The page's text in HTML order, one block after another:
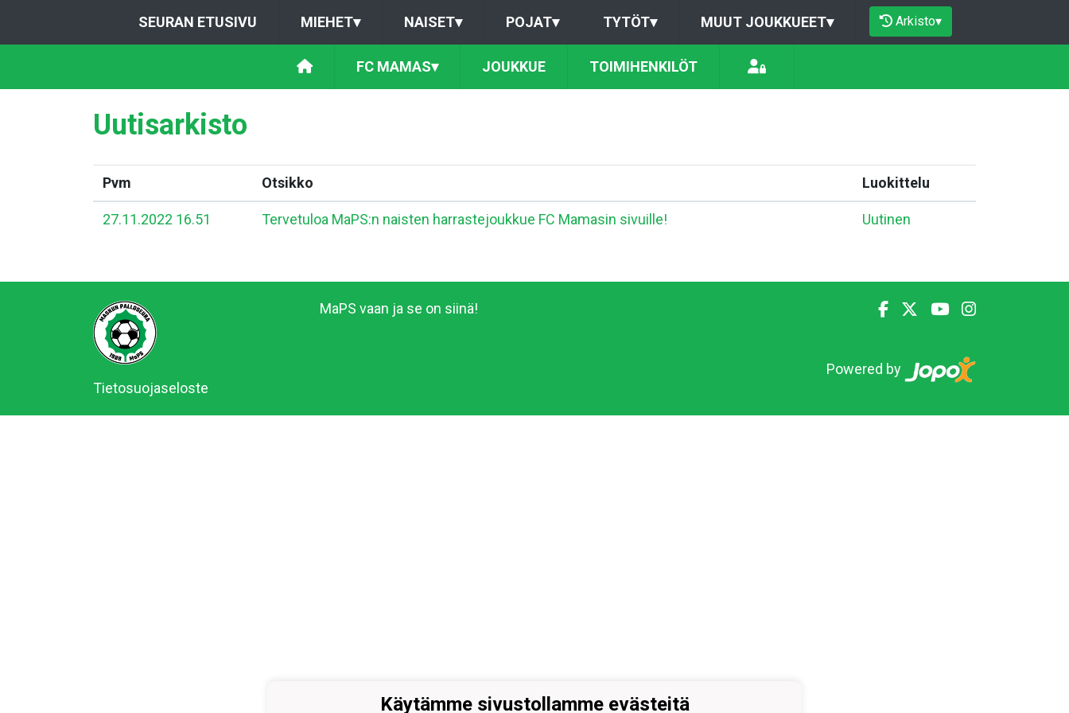
SEURAN ETUSIVU MIEHET▾ NAISET▾ POJAT▾ TYTÖT▾ MUUT JOUKKUEET▾ Arkisto▾
FC MAMAS▾ JOUKKUE TOIMIHENKILÖT
Uutisarkisto
Pvm Otsikko Luokittelu
27.11.2022 16.51 Tervetuloa MaPS:n naisten harrastejoukkue FC Mamasin sivuille! Uutinen
Tietosuojaseloste
MaPS vaan ja se on siinä!
Powered by
Käytämme sivustollamme evästeitä